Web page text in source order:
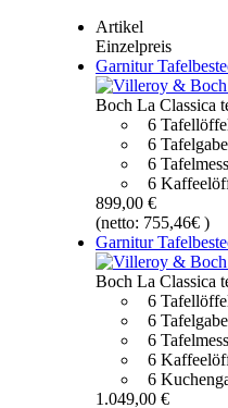
Artikel
Einzelpreis
Garnitur
Boch La Classica
6
6
6
6
899,00 €
(netto: 755,46€ )
Garnitur
Boch La Classica
6
6
6
6
6
1.049,00 €